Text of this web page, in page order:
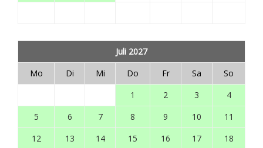
Juli 2027
Mo
Di Mi Do Fr Sa
So
1
2 3
4
5
6 7 8 9 10
11
12
13 14 15 16 17
18